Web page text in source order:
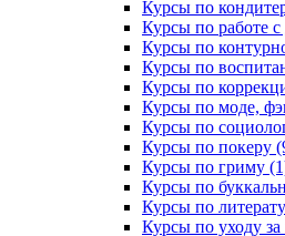
Курсы по
Курсы по работе
Курсы по
Курсы по
Курсы по
Курсы по моде,
Курсы по
Курсы по покеру
Курсы по гриму
Курсы по
Курсы по
Курсы по уходу